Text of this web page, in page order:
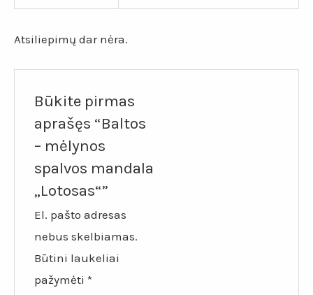
Atsiliepimų dar nėra.
Būkite pirmas
aprašęs “Baltos
– mėlynos
spalvos mandala
„Lotosas“”
El. pašto adresas
nebus skelbiamas.
Būtini laukeliai
pažymėti*